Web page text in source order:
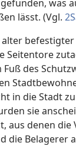
was
lässt. (Vgl.
Seitentore
des
in die Stadt
sie
aus denen die
die Belagerer